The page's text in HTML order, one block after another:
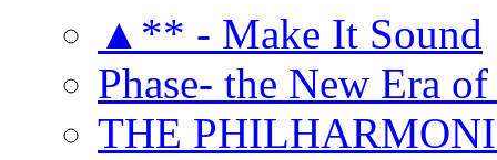
▲** - Make It Sound
Phase- the New Era
THE